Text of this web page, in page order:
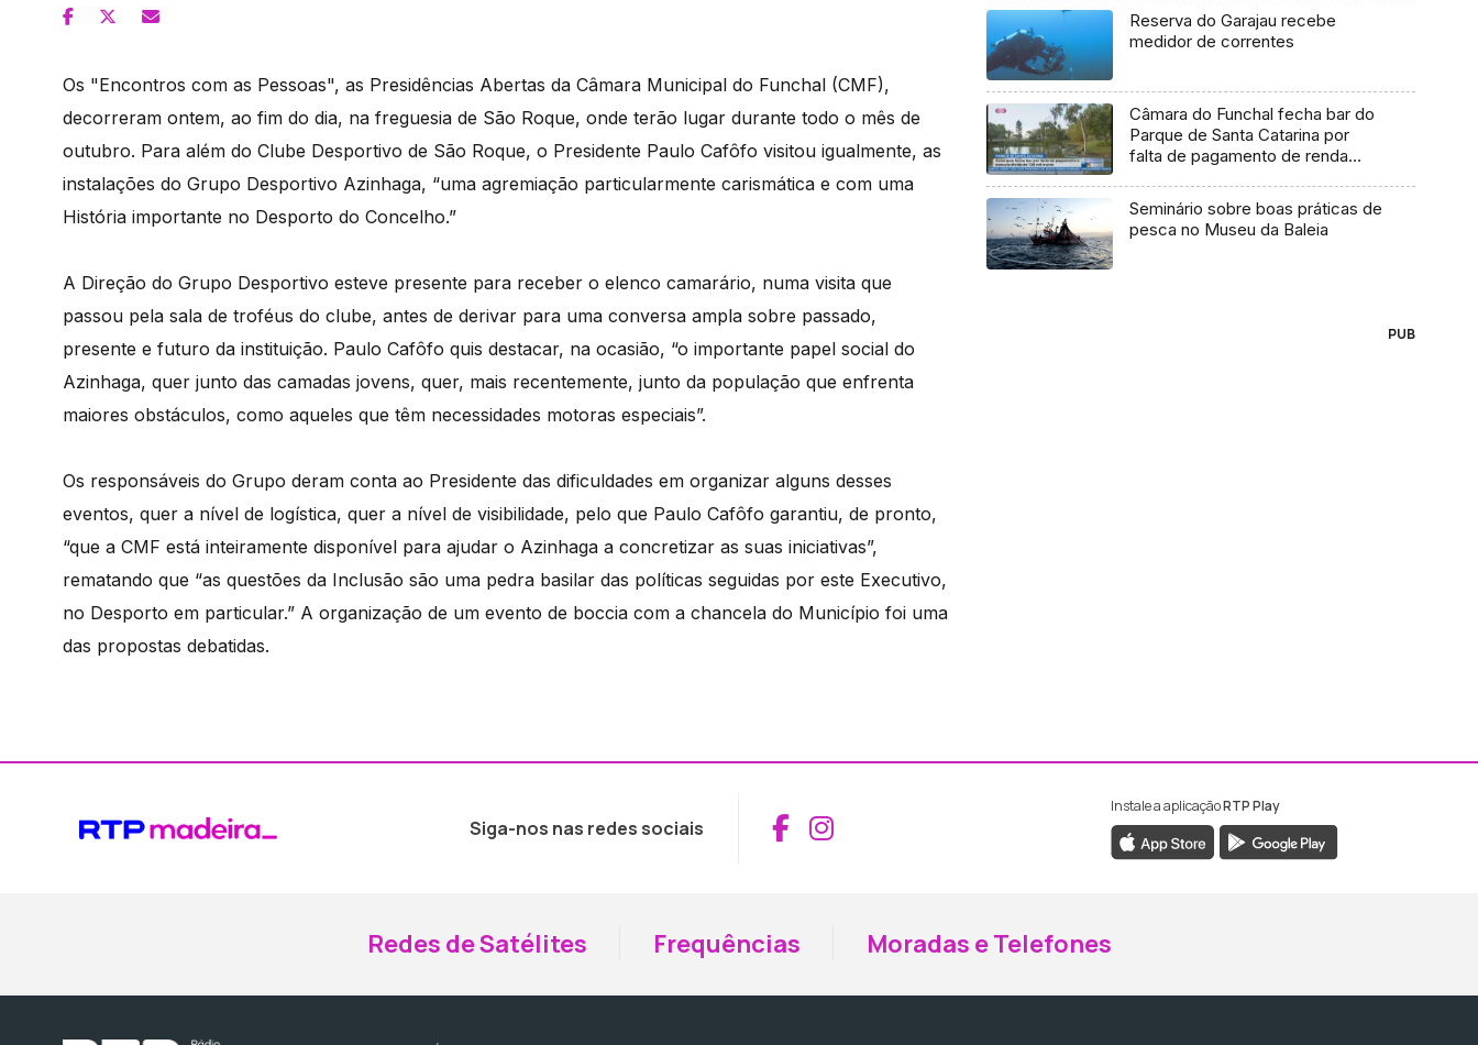
Os "Encontros com as Pessoas", as Presidências Abertas da Câmara Municipal do Funchal (CMF),
decorreram ontem, ao fim do dia, na freguesia de São Roque, onde terão lugar durante todo o mês de
outubro. Para além do Clube Desportivo de São Roque, o Presidente Paulo Cafôfo visitou igualmente, as
instalações do Grupo Desportivo Azinhaga, “uma agremiação particularmente carismática e com uma
História importante no Desporto do Concelho.”
A Direção do Grupo Desportivo esteve presente para receber o elenco camarário, numa visita que
passou pela sala de troféus do clube, antes de derivar para uma conversa ampla sobre passado,
presente e futuro da instituição. Paulo Cafôfo quis destacar, na ocasião, “o importante papel social do
Azinhaga, quer junto das camadas jovens, quer, mais recentemente, junto da população que enfrenta
maiores obstáculos, como aqueles que têm necessidades motoras especiais”.
Os responsáveis do Grupo deram conta ao Presidente das dificuldades em organizar alguns desses
eventos, quer a nível de logística, quer a nível de visibilidade, pelo que Paulo Cafôfo garantiu, de pronto,
“que a CMF está inteiramente disponível para ajudar o Azinhaga a concretizar as suas iniciativas”,
rematando que “as questões da Inclusão são uma pedra basilar das políticas seguidas por este Executivo,
no Desporto em particular.” A organização de um evento de boccia com a chancela do Município foi uma
das propostas debatidas.
Reserva do Garajau recebe
medidor de correntes
Câmara do Funchal fecha bar do
Parque de Santa Catarina por
falta de pagamento de renda
Seminário sobre boas práticas de
pesca no Museu da Baleia
PUB
Siga-nos nas redes sociais Aceder ao Facebook da RTP Madeira
Aceder ao Instagram da RTP Madeira
Instale a aplicaçãoRTP Play
Redes de Satélites Frequências Moradas e Telefones